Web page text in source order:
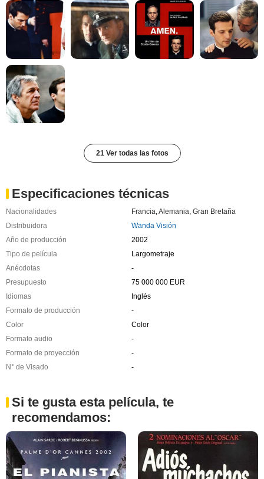
21 Ver todas las fotos
Especificaciones técnicas
Nacionalidades Francia,Alemania, Gran Bretaña
Distribuidora
Wanda Visión
Año de producción
2002
Tipo de película
Largometraje
Anécdotas
-
Presupuesto
75 000 000 EUR
Idiomas
Inglés
Formato de producción
-
Color
Color
Formato audio
-
Formato de proyección
-
N° de Visado
-
Si te gusta esta película, te
recomendamos: